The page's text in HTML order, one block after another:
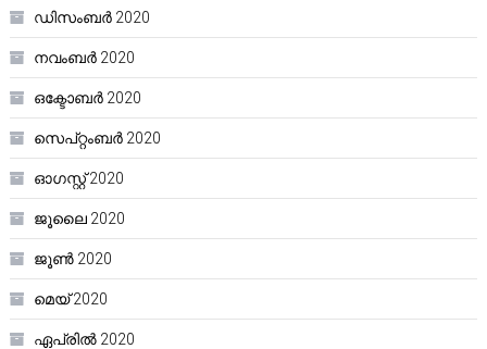
ഡിസംബർ 2020
നവംബർ 2020
ഒക്ടോബർ 2020
സെപ്റ്റംബർ 2020
ഓഗസ്റ്റ്‌ 2020
ജൂലൈ 2020
ജൂൺ 2020
മെയ്‌ 2020
ഏപ്രിൽ 2020